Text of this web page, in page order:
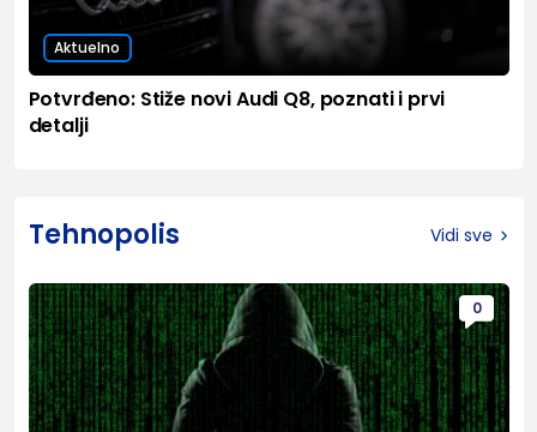
Aktuelno
Potvrđeno: Stiže novi Audi Q8, poznati i prvi
detalji
Tehnopolis Vidi sve
0